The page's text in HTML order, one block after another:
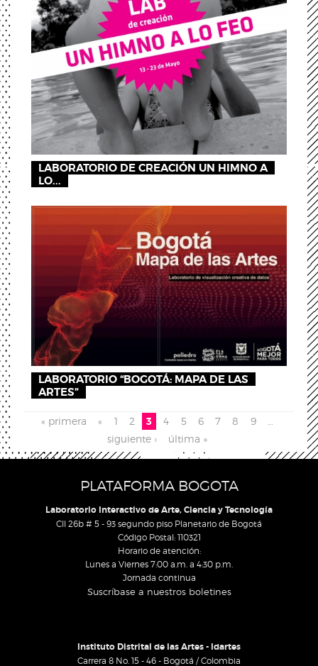
LABORATORIO DE CREACIÓN UN HIMNO A
LO...
LABORATORIO “BOGOTÁ: MAPA DE LAS
ARTES”
Páginas
« primera « 1 2 3 4 5 6 7 8 9
siguiente ›
última »
PLATAFORMA BOGOTA
Laboratorio Interactivo de Arte, Ciencia y Tecnología
Cll 26b # 5 - 93 segundo piso Planetario de Bogotá
Código Postal: 110321
Horario de atención:
Lunes a Viernes 7:00 a.m. a 4:30 p.m.
Jornada continua
Suscríbase a nuestros boletines
Instituto Distrital de las Artes - Idartes
Carrera 8 No. 15 - 46 - Bogotá / Colombia